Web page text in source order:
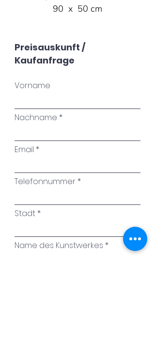
90 x 50 cm
Preisauskunft /
Kaufanfrage
Vorname
Nachname
Email
Telefonnummer
Stadt
Name des Kunstwerkes